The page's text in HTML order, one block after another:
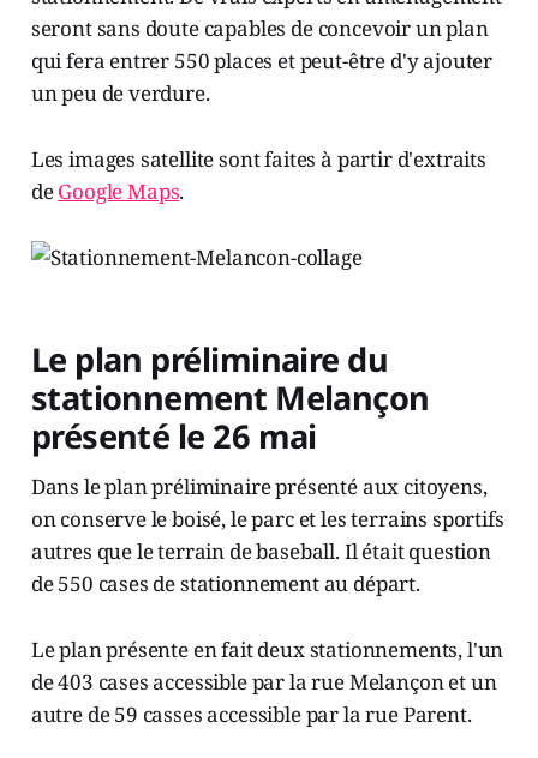
seront sans doute capables de concevoir un plan
qui fera entrer 550 places et peut-être d'y ajouter
un peu de verdure.
Les images satellite sont faites à partir d'extraits
deGoogle Maps.
Le plan préliminaire du
stationnement Melançon
présenté le 26 mai
Dans le plan préliminaire présenté aux citoyens,
on conserve le boisé, le parc et les terrains sportifs
autres que le terrain de baseball. Il était question
de 550 cases de stationnement au départ.
Le plan présente en fait deux stationnements, l'un
de 403 cases accessible par la rue Melançon et un
autre de 59 casses accessible par la rue Parent.